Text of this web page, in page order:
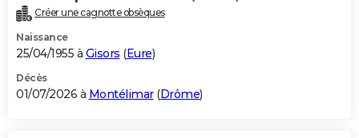
Destinations
City break
Voyage nature
Voyage de noces
Forum
Climat
+PHOTO
GUIDES D'ACHAT
BONS PLANS
Créer une cagnotte obsèques
Naissance
25/04/1955 à Gisors (Eure)
Décès
01/07/2026 à Montélimar(Drôme)